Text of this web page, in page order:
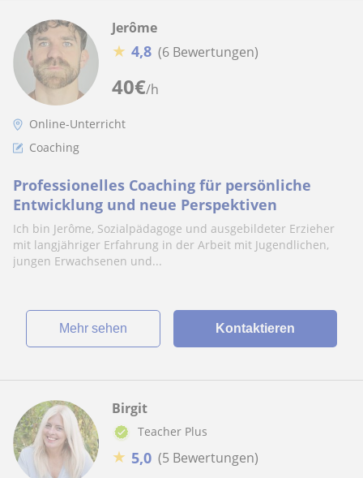
40€/h
Jerôme
★ 4,8 (6 Bewertungen)
Online-Unterricht
Coaching
Professionelles Coaching für persönliche
Entwicklung und neue Perspektiven
Ich bin Jerôme, Sozialpädagoge und ausgebildeter Erzieher
mit langjähriger Erfahrung in der Arbeit mit Jugendlichen,
jungen Erwachsenen und...
Mehr sehen Kontaktieren
Birgit
Teacher Plus
★ 5,0 (5 Bewertungen)